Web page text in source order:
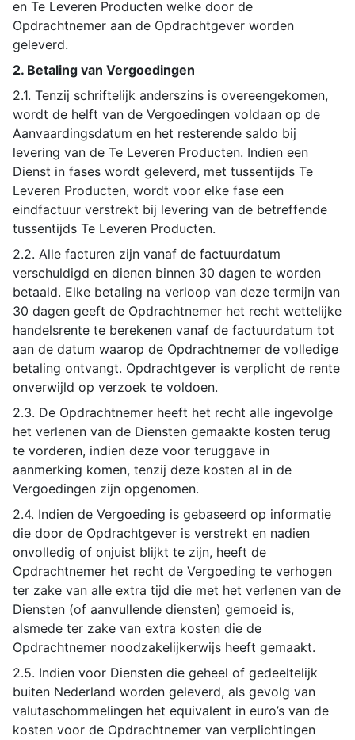
en Te Leveren Producten welke door de
Opdrachtnemer aan de Opdrachtgever worden
geleverd.
2. Betaling van Vergoedingen
2.1. Tenzij schriftelijk anderszins is overeengekomen,
wordt de helft van de Vergoedingen voldaan op de
Aanvaardingsdatum en het resterende saldo bij
levering van de Te Leveren Producten. Indien een
Dienst in fases wordt geleverd, met tussentijds Te
Leveren Producten, wordt voor elke fase een
eindfactuur verstrekt bij levering van de betreffende
tussentijds Te Leveren Producten.
2.2. Alle facturen zijn vanaf de factuurdatum
verschuldigd en dienen binnen 30 dagen te worden
betaald. Elke betaling na verloop van deze termijn van
30 dagen geeft de Opdrachtnemer het recht wettelijke
handelsrente te berekenen vanaf de factuurdatum tot
aan de datum waarop de Opdrachtnemer de volledige
betaling ontvangt. Opdrachtgever is verplicht de rente
onverwijld op verzoek te voldoen.
2.3. De Opdrachtnemer heeft het recht alle ingevolge
het verlenen van de Diensten gemaakte kosten terug
te vorderen, indien deze voor teruggave in
aanmerking komen, tenzij deze kosten al in de
Vergoedingen zijn opgenomen.
2.4. Indien de Vergoeding is gebaseerd op informatie
die door de Opdrachtgever is verstrekt en nadien
onvolledig of onjuist blijkt te zijn, heeft de
Opdrachtnemer het recht de Vergoeding te verhogen
ter zake van alle extra tijd die met het verlenen van de
Diensten (of aanvullende diensten) gemoeid is,
alsmede ter zake van extra kosten die de
Opdrachtnemer noodzakelijkerwijs heeft gemaakt.
2.5. Indien voor Diensten die geheel of gedeeltelijk
buiten Nederland worden geleverd, als gevolg van
valutaschommelingen het equivalent in euro’s van de
kosten voor de Opdrachtnemer van verplichtingen